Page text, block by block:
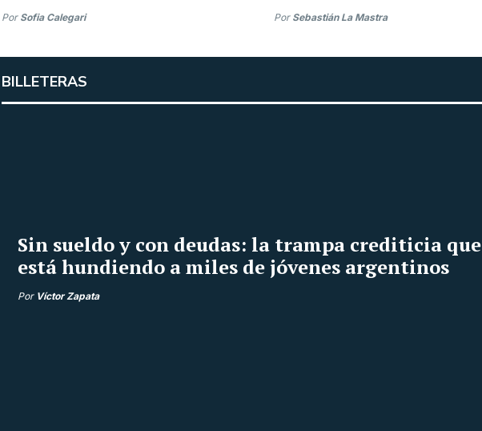
Por Sofia Calegari Por Sebastián La Mastra
BILLETERAS
Sin sueldo y con deudas: la trampa crediticia que
está hundiendo a miles de jóvenes argentinos
Por Víctor Zapata